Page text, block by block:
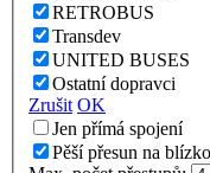
RETROBUS
Transdev
UNITED BUSES
Ostatní dopravci
Zrušit OK
Jen přímá spojení
Pěší přesun na